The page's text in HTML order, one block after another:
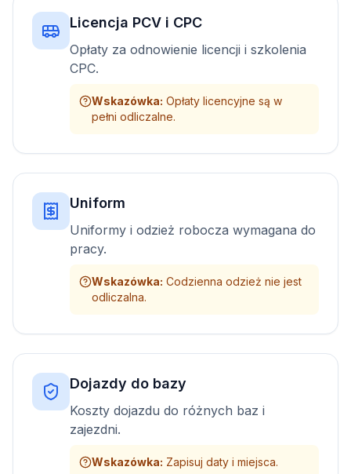
Licencja PCV i CPC
Opłaty za odnowienie licencji i szkolenia
CPC.
Wskazówka: Opłaty licencyjne są w
pełni odliczalne.
Uniform
Uniformy i odzież robocza wymagana do
pracy.
Wskazówka: Codzienna odzież nie jest
odliczalna.
Dojazdy do bazy
Koszty dojazdu do różnych baz i
zajezdni.
Wskazówka: Zapisuj daty i miejsca.